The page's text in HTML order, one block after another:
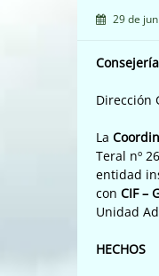
29 de
Dirección
La
Teral nº
entidad
con CIF –
Unidad
HECHOS